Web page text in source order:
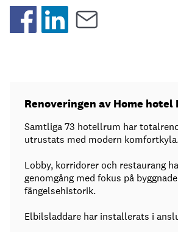
Renoveringen av Home hotel
Samtliga 73 hotellrum har
utrustats med modern
Lobby, korridorer och restaurang
genomgång med fokus på
fängelsehistorik.
Elbilsladdare har installerats i